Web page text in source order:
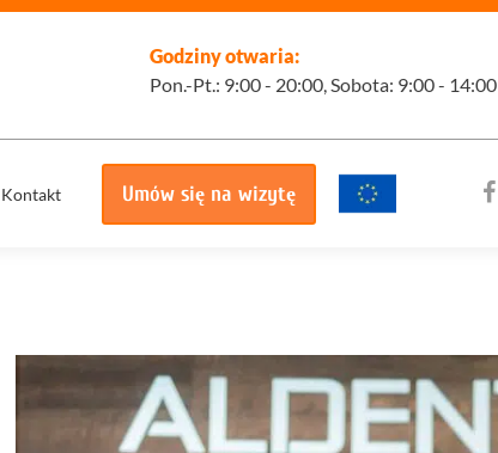
Godziny otwaria:
Pon.-Pt.: 9:00 - 20:00, Sobota: 9:00 - 14:00
Chirurgia
stomatologiczna,
szczękowa
All on 4
Kontakt Umów się na wizytę